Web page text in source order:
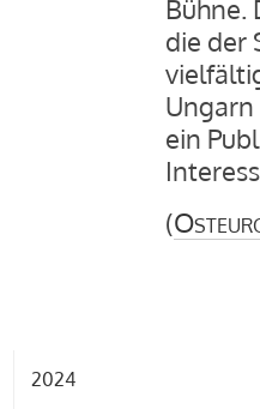
Bühne.
die der
ein
(
2024